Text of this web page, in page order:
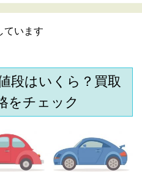
ています
段はいくら？買取
をチェック